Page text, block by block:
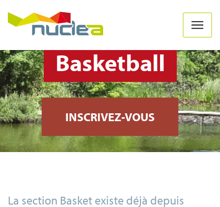
Basketball
INSCRIVEZ-VOUS
La section Basket existe déjà depuis